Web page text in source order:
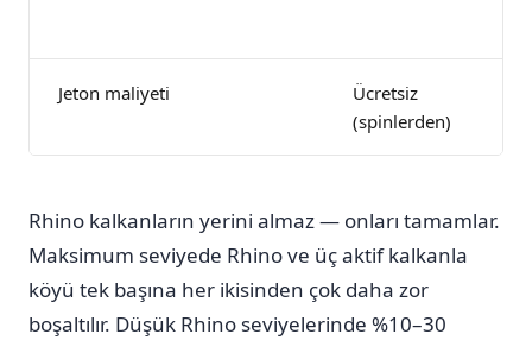
Jeton maliyeti
Ücretsiz
(spinlerden)
Rhino kalkanların yerini almaz — onları tamamlar.
Maksimum seviyede Rhino ve üç aktif kalkanla
köyü tek başına her ikisinden çok daha zor
boşaltılır. Düşük Rhino seviyelerinde %10–30